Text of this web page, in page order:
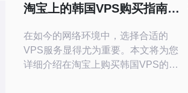
淘宝上的韩国VPS购买指南与
在如今的网络环境中，选择合适的
VPS服务显得尤为重要。本文将为您
详细介绍在淘宝上购买韩国VPS的相